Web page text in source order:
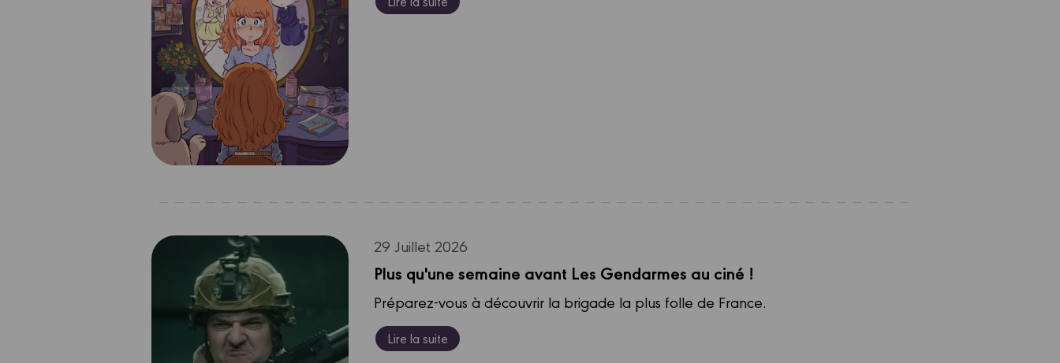
29 Juillet 2026
Plus qu'une semaine avant Les Gendarmes au ciné !
Préparez-vous à découvrir la brigade la plus folle de France.
Lire la suite